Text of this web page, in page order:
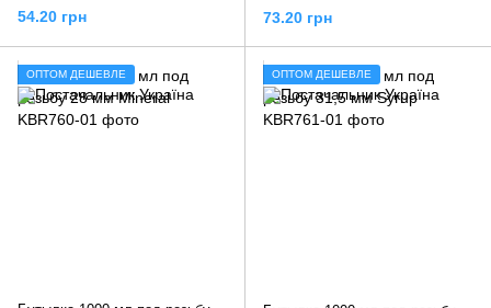
54.20 грн 73.20 грн
ОПТОМ ДЕШЕВЛЕ ОПТОМ ДЕШЕВЛЕ